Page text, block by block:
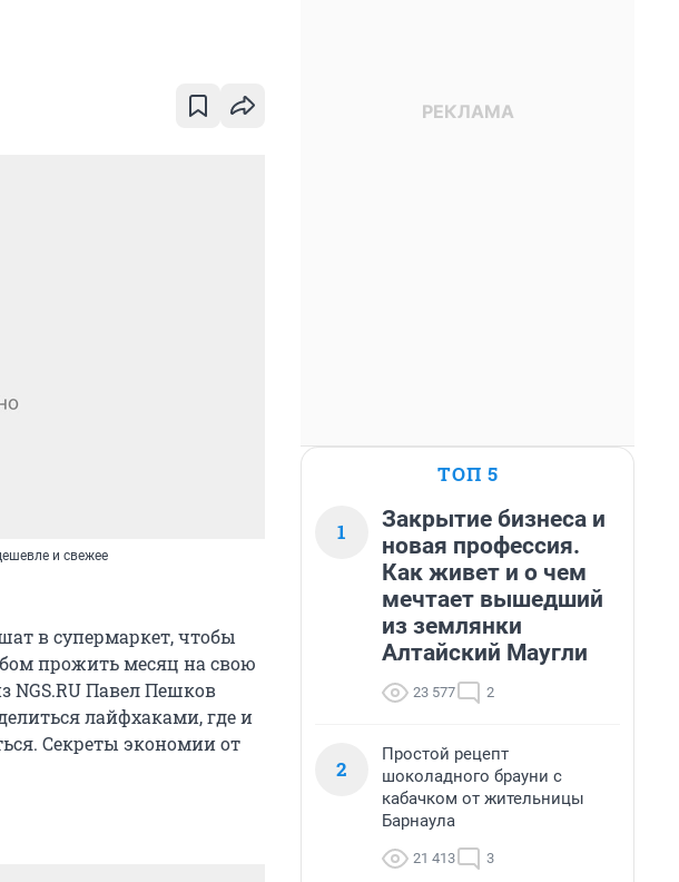
и свежее
в супермаркет, чтобы
прожить месяц на свою
NGS.RU Павел Пешков
лайфхаками, где и
Секреты экономии от
ТОП 5
1
Закрытие бизнеса и
новая профессия.
Как живет и о чем
мечтает вышедший
из землянки
Алтайский Маугли
23 577 2
2
Простой рецепт
шоколадного брауни с
кабачком от жительницы
Барнаула
21 413 3